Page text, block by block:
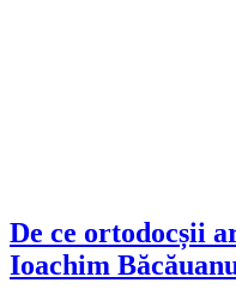
De ce ortodocșii
Ioachim